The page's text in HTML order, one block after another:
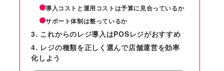
導入コストと運用コストは予算に見合っているか
サポート体制は整っているか
これからのレジ導入はPOSレジがおすすめ
レジの種類を正しく選んで店舗運営を効率
化しよう